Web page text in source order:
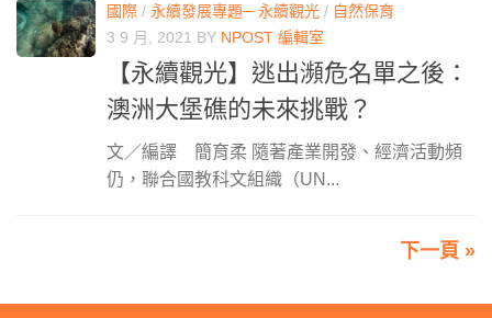
國際 / 永續發展專題─ 永續觀光 / 自然保育
3 9 月, 2021 BY NPOST 編輯室
【永續觀光】逃出瀕危名單之後：
澳洲大堡礁的未來挑戰？
文／編譯 簡育柔 隨著產業開發、經濟活動頻
仍，聯合國教科文組織（UN...
下一頁 »